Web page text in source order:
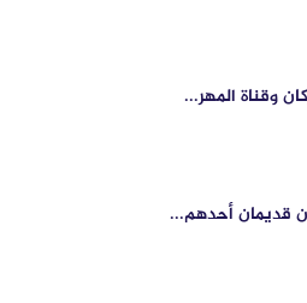
وقناة المهر...
قديمان أحدهم...